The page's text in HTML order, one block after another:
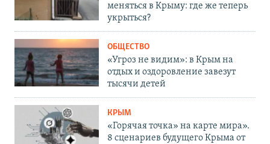
меняться в Крыму: где же теперь
укрыться?
ОБЩЕСТВО
«Угроз не видим»: в Крым на
отдых и оздоровление завезут
тысячи детей
КРЫМ
«Горячая точка» на карте мира».
8 сценариев будущего Крыма от